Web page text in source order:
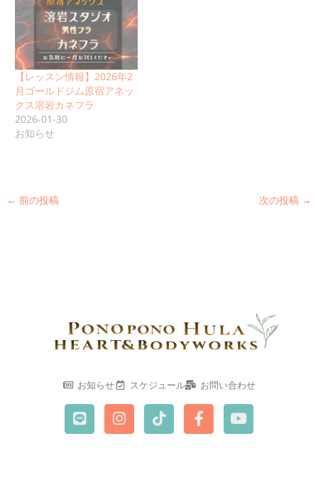
【レッスン情報】2026年2
月ゴールドジム原宿アネッ
クス溶岩カネフラ
2026-01-30
お知らせ
← 前の投稿 次の投稿 →
お知らせ スケジュール お問い合わせ
L
i
n
I
n
s
T
i
k
F
a
c
Y
o
u